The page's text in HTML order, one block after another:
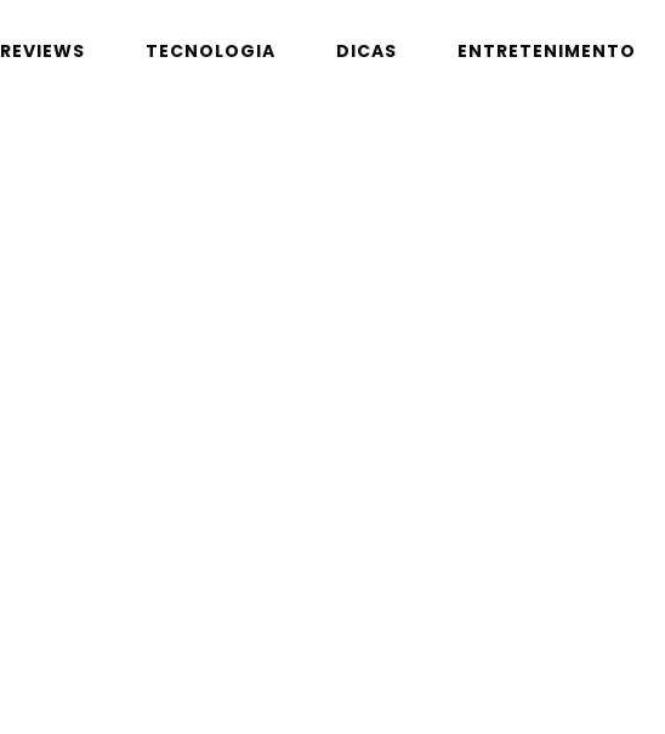
REVIEWS TECNOLOGIA DICAS ENTRETENIMENTO